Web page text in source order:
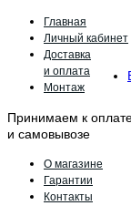
Принимаем к
и самовывозе
Главная
Личный кабинет
Доставка
и оплата
Монтаж
О магазине
Гарантии
Контакты